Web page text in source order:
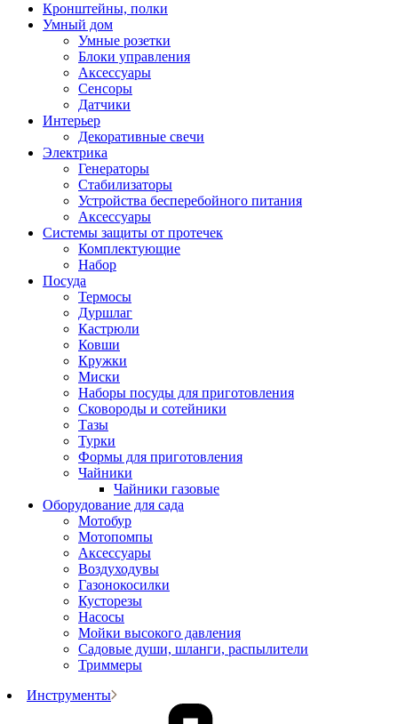
Кронштейны, полки
Умный дом
Умные розетки
Блоки управления
Аксессуары
Сенсоры
Датчики
Интерьер
Декоративные свечи
Электрика
Генераторы
Стабилизаторы
Устройства бесперебойного питания
Аксессуары
Системы защиты от протечек
Комплектующие
Набор
Посуда
Термосы
Дуршлаг
Кастрюли
Ковши
Кружки
Миски
Наборы посуды для приготовления
Сковороды и сотейники
Тазы
Турки
Формы для приготовления
Чайники
Чайники газовые
Оборудование для сада
Мотобур
Мотопомпы
Аксессуары
Воздуходувы
Газонокосилки
Кусторезы
Насосы
Мойки высокого давления
Садовые души, шланги, распылители
Триммеры
Инструменты